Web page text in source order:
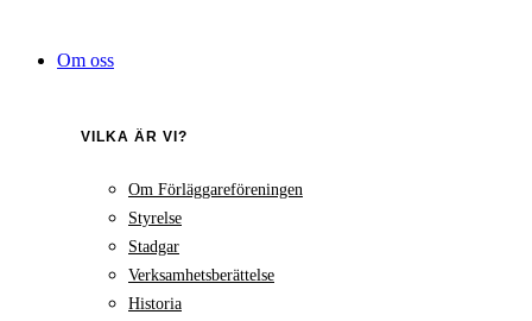
innehållOm oss
VILKA ÄR VI?
Om Förläggareföreningen
Styrelse
Stadgar
Verksamhetsberättelse
Historia